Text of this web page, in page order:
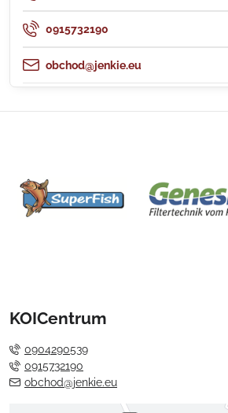
0915732190
obchod@jenkie.eu
KOICentrum
0904290539
0915732190
obchod@jenkie.eu